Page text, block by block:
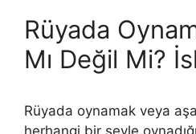
Rüyada
Mı Değil Mi?
Rüyada oynamak veya
herhangi bir şeyle